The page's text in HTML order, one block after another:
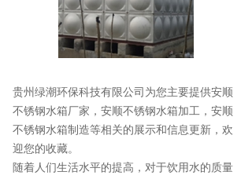
贵州绿潮环保科技有限公司为您主要提供安顺
不锈钢水箱厂家 ，安顺不锈钢水箱加工，安顺
不锈钢水箱制造等相关的展示和信息更新，欢
迎您的收藏。
随着人们生活水平的提高，对于饮用水的质量